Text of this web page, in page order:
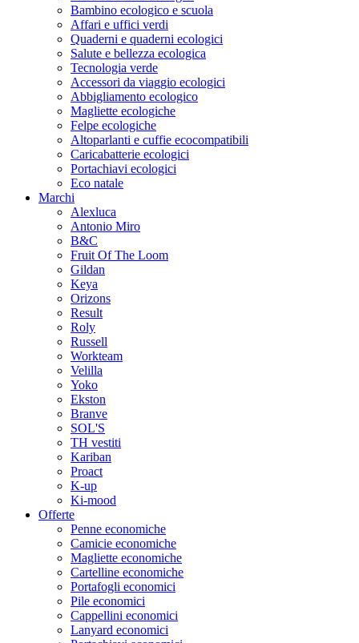
Bambino ecologico e scuola
Affari e uffici verdi
Quaderni e quaderni ecologici
Salute e bellezza ecologica
Tecnologia verde
Accessori da viaggio ecologici
Abbigliamento ecologico
Magliette ecologiche
Felpe ecologiche
Altoparlanti e cuffie ecocompatibili
Caricabatterie ecologici
Portachiavi ecologici
Eco natale
Marchi
Alexluca
Antonio Miro
B&C
Fruit Of The Loom
Gildan
Keya
Orizons
Result
Roly
Russell
Workteam
Velilla
Yoko
Ekston
Branve
SOL'S
TH vestiti
Kariban
Proact
K-up
Ki-mood
Offerte
Penne economiche
Camicie economiche
Magliette economiche
Cartelline economiche
Portafogli economici
Pile economici
Cappellini economici
Lanyard economici